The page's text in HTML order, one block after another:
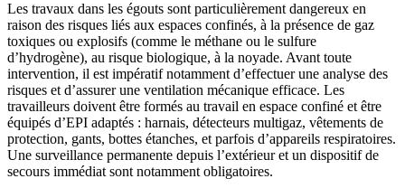
Les travaux dans les égouts sont particulièrement dangereux en
raison des risques liés aux espaces confinés, à la présence de gaz
toxiques ou explosifs (comme le méthane ou le sulfure
d’hydrogène), au risque biologique, à la noyade. Avant toute
intervention, il est impératif notamment d’effectuer une analyse des
risques et d’assurer une ventilation mécanique efficace. Les
travailleurs doivent être formés au travail en espace confiné et être
équipés d’EPI adaptés : harnais, détecteurs multigaz, vêtements de
protection, gants, bottes étanches, et parfois d’appareils respiratoires.
Une surveillance permanente depuis l’extérieur et un dispositif de
secours immédiat sont notamment obligatoires.